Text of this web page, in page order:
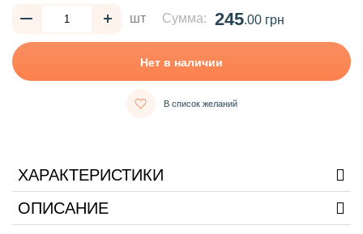
шт Сумма: 245.00 грн
Нет в наличии
В список желаний
ХАРАКТЕРИСТИКИ
ОПИСАНИЕ